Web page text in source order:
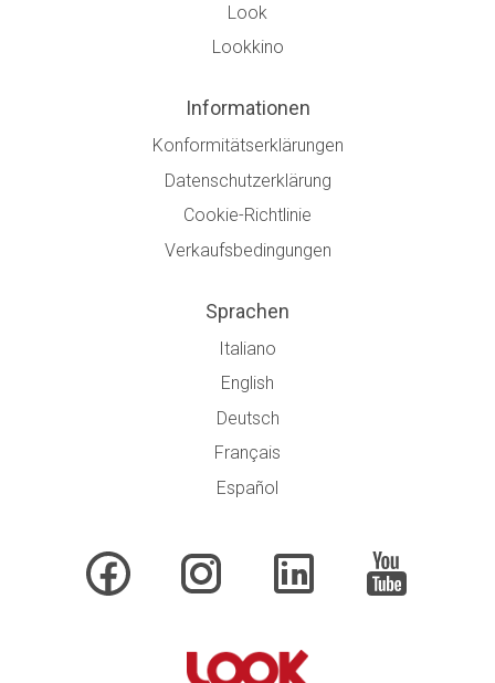
Look
Lookkino
Informationen
Konformitätserklärungen
Datenschutzerklärung
Cookie-Richtlinie
Verkaufsbedingungen
Sprachen
Italiano
English
Deutsch
Français
Español